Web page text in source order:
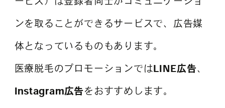
ンを取ることができるサービスで、広告媒
体となっているものもあります。
医療脱毛のプロモーションでは LINE広告、
Instagram広告をおすすめします。